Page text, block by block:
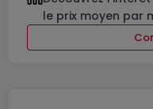
le prix moyen par